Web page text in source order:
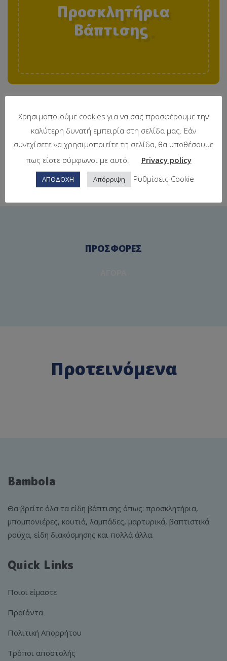
Προσκλητήρια
Βάπτισης.
Πρόσφατα
ΠΡΟΣΦΟΡΈΣ
Προτεινόμενα
Bambola
Θα βρείτε όλα τα είδη βάπτισης όπως: προσκλητήρια,
μπομπονιέρες, κουτιά, λαμπάδες, μαρτυρικά, βαπτιστικά
ρούχα, είδη διακόσμησης και πολλά άλλα.
Quick Links
Ποιοι είμαστε
Προϊόντα
Πολιτική Απορρήτου
Τρόποι αποστολής
Χρησιμοποιούμε cookies για να σας προσφέρουμε την
καλύτερη δυνατή εμπειρία στη σελίδα μας. Εάν
συνεχίσετε να χρησιμοποιείτε τη σελίδα, θα υποθέσουμε
πως είστε σύμφωνοι με αυτό.
Privacy policy
ΑΠΟΔΟΧΗ Απόρριψη Ρυθμίσεις Cookie